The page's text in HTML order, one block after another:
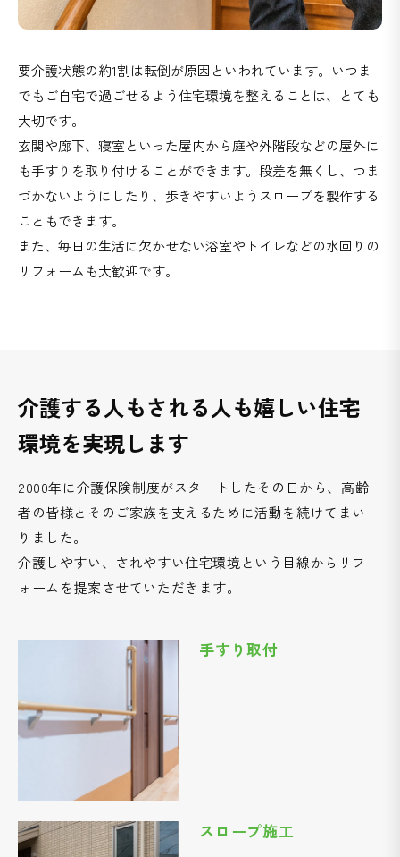
要介護状態の約1割は転倒が原因といわれています。いつま
でもご自宅で過ごせるよう住宅環境を整えることは、とても
大切です。
玄関や廊下、寝室といった屋内から庭や外階段などの屋外に
も手すりを取り付けることができます。段差を無くし、つま
づかないようにしたり、歩きやすいようスロープを製作する
こともできます。
また、毎日の生活に欠かせない浴室やトイレなどの水回りの
リフォームも大歓迎です。
介護する人もされる人も嬉しい住宅
環境を実現します
2000年に介護保険制度がスタートしたその日から、高齢
者の皆様とそのご家族を支えるために活動を続けてまい
りました。
介護しやすい、されやすい住宅環境という目線からリフ
ォームを提案させていただきます。
手すり取付
スロープ施工